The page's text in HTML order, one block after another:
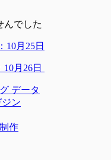
んでした
10月25日
月26日
データ
ン
作